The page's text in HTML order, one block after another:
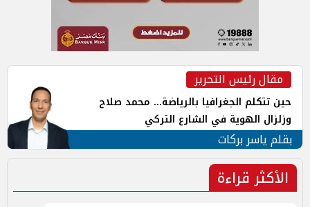
مقال رئيس التحرير
حين تتكلم الجغرافيا بالرياضة... محمد صلاح
وزلزال الهوية في الشارع التركي
بقلم ياسر بركات
الأكثر قراءة